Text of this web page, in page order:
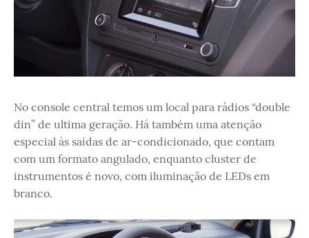
No console central temos um local para rádios “double
din” de ultima geração. Há também uma atenção
especial às saídas de ar-condicionado, que contam
com um formato angulado, enquanto cluster de
instrumentos é novo, com iluminação de LEDs em
branco.